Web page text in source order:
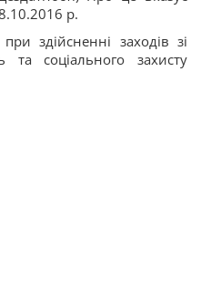
р.
здійсненні заходів зі
та соціального захисту